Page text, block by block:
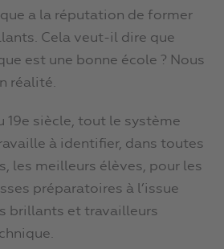
a la réputation de former
Cela veut-il dire que
est une bonne école ? Nous
réalité.
19e siècle, tout le système
à identifier, dans toutes
les meilleurs élèves, pour les
préparatoires à l’issue
brillants et travailleurs